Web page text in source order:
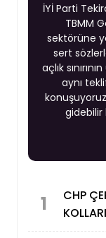
İYİ Parti
TBMM
sektörüne
sert
açlık
aynı
gidebilir
1
CHP